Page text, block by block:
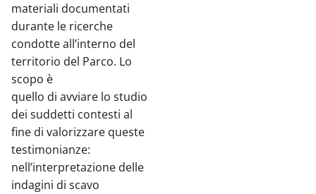
materiali documentati
durante le ricerche
condotte all’interno del
territorio del Parco. Lo
scopo è
quello di avviare lo studio
dei suddetti contesti al
fine di valorizzare queste
testimonianze:
nell’interpretazione delle
indagini di scavo